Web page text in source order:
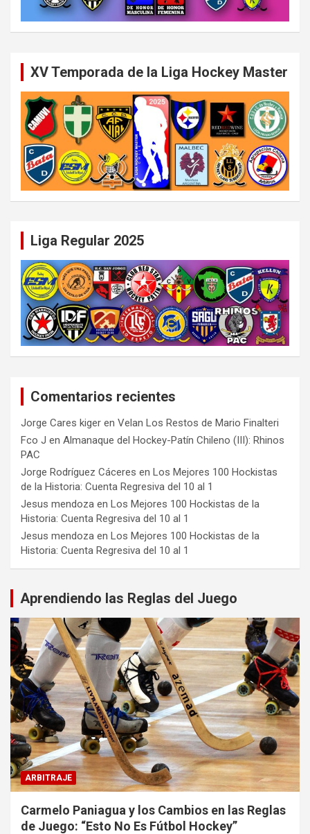
XV Temporada de la Liga Hockey Master
Liga Regular 2025
Comentarios recientes
Jorge Cares kiger en Velan Los Restos de Mario Finalteri
Fco J en Almanaque del Hockey-Patín Chileno (III): Rhinos
PAC
Jorge Rodríguez Cáceres en Los Mejores 100 Hockistas
de la Historia: Cuenta Regresiva del 10 al 1
Jesus mendoza en Los Mejores 100 Hockistas de la
Historia: Cuenta Regresiva del 10 al 1
Jesus mendoza en Los Mejores 100 Hockistas de la
Historia: Cuenta Regresiva del 10 al 1
Aprendiendo las Reglas del Juego
ARBITRAJE
Carmelo Paniagua y los Cambios en las Reglas
de Juego: “Esto No Es Fútbol Hockey”